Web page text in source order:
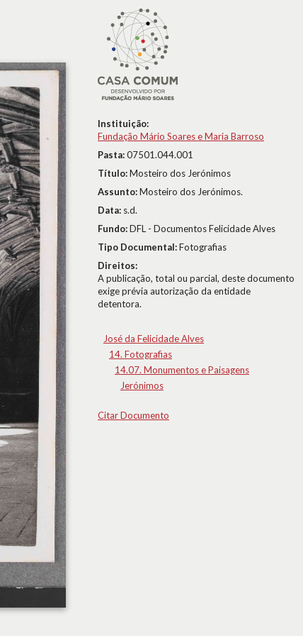
Instituição:
Fundação Mário Soares e Maria Barroso
Pasta:07501.044.001
Título:Mosteiro dos Jerónimos
Assunto:Mosteiro dos Jerónimos.
Data: s.d.
Fundo:DFL - Documentos Felicidade Alves
Tipo Documental:Fotografias
Direitos:
A publicação, total ou parcial, deste documento
exige prévia autorização da entidade
detentora.
José da Felicidade Alves
14. Fotografias
14.07. Monumentos e Paisagens
Jerónimos
Citar Documento